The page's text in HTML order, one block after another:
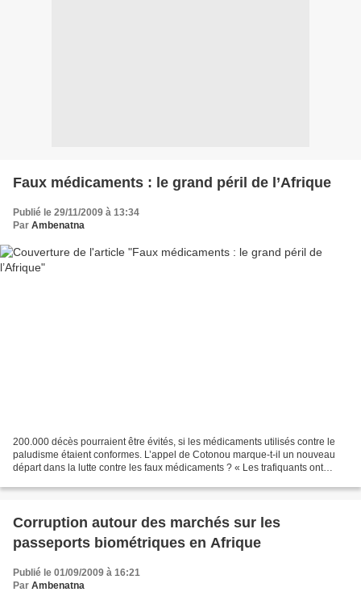
Faux médicaments : le grand péril de l’Afrique
Publié le 29/11/2009 à 13:34
Par Ambenatna
200.000 décès pourraient être évités, si les médicaments utilisés contre le
paludisme étaient conformes. L’appel de Cotonou marque-t-il un nouveau
départ dans la lutte contre les faux médicaments ? « Les trafiquants ont
Corruption autour des marchés sur les
passeports biométriques en Afrique
Publié le 01/09/2009 à 16:21
Par Ambenatna